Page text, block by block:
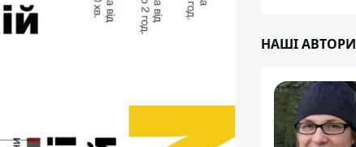
НАШІ АВТОРИ